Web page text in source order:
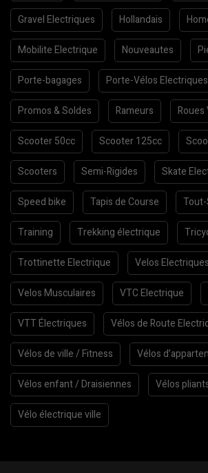
Gravel Electriques Hollandais
Mobilite Electrique Nouveautes
Porte-bagages Porte-Vélos Electriques
Promos & Soldes Rameurs Roues
Scooter 50cc Scooter 125cc
Scooters Semi-Rigides Skate
Speed bike Tapis de Course
Training Trekking électrique
Trottinette Electrique Velos Electriques
Velos Musculaires VTC Electrique
VTT Électriques Vélos de Route
Vélos de ville / Fitness Vélos
Vélos enfant / Draisiennes Vélos
Vélo électrique ville